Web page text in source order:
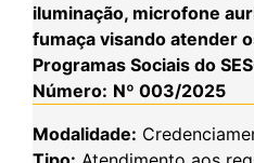
iluminação, microfone
fumaça visando atender
Programas Sociais do
Número: Nº 003/2025
Modalidade: